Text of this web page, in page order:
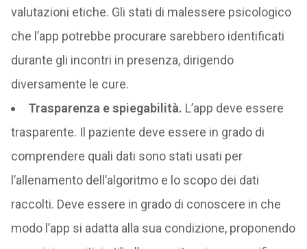
valutazioni etiche. Gli stati di malessere psicologico
che l’app potrebbe procurare sarebbero identificati
durante gli incontri in presenza, dirigendo
diversamente le cure.​
Trasparenza e spiegabilità. L’app deve essere
trasparente. Il paziente deve essere in grado di
comprendere quali dati sono stati usati per
l’allenamento dell’algoritmo e lo scopo dei dati
raccolti. Deve essere in grado di conoscere in che
modo l’app si adatta alla sua condizione, proponendo